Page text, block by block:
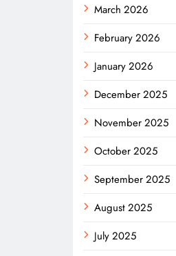
March 2026
February 2026
January 2026
December 2025
November 2025
October 2025
September 2025
August 2025
July 2025